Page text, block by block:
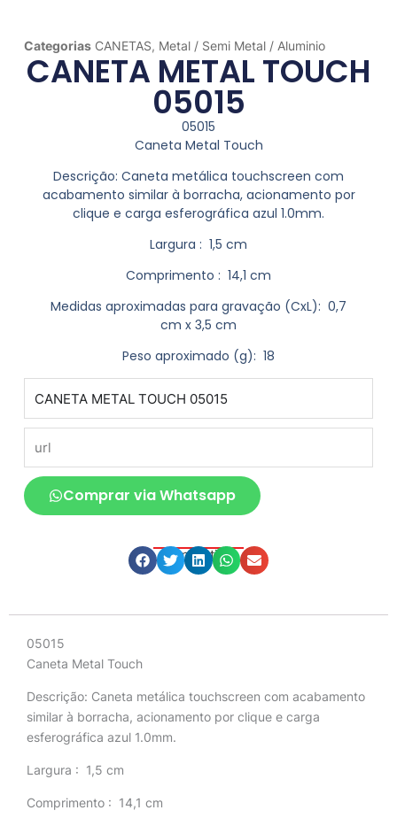
Categorias CANETAS, Metal / Semi Metal / Aluminio
CANETA METAL TOUCH
05015
05015
Caneta Metal Touch
Descrição: Caneta metálica touchscreen com
acabamento similar à borracha, acionamento por
clique e carga esferográfica azul 1.0mm.
Largura : 1,5 cm
Comprimento : 14,1 cm
Medidas aproximadas para gravação (CxL): 0,7
cm x 3,5 cm
Peso aproximado (g): 18
Comprar via Whatsapp
Compartilhe
05015
Caneta Metal Touch
Descrição: Caneta metálica touchscreen com acabamento
similar à borracha, acionamento por clique e carga
esferográfica azul 1.0mm.
Largura : 1,5 cm
Comprimento : 14,1 cm